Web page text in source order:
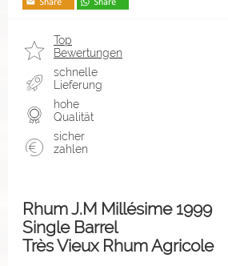
Top
Bewertungen
schnelle
Lieferung
hohe
Qualität
sicher
zahlen
Rhum J.M Millésime 1999
Single Barrel
Très Vieux Rhum Agricole